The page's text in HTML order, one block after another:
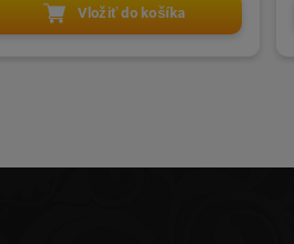
Vložiť do košíka